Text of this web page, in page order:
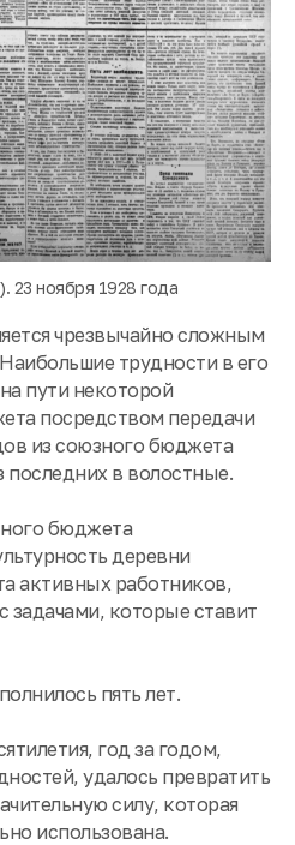
23 ноября 1928 года
чрезвычайно сложным
трудности в его
пути некоторой
посредством передачи
из союзного бюджета
последних в волостные.
бюджета
деревни
активных работников,
задачами, которые ставит
пять лет.
год за годом,
удалось превратить
силу, которая
использована.